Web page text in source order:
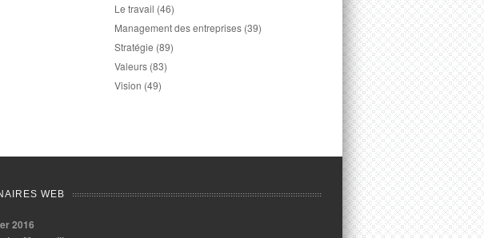
Le travail (46)
Management des entreprises (39)
Stratégie (89)
Valeurs (83)
Vision (49)
WEB
2016